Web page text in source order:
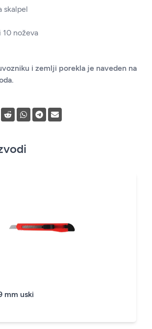
skalpel
10 noževa
i zemlji porekla je naveden na
mm uski